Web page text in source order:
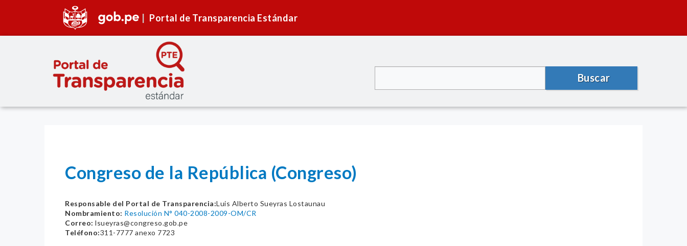
Portal de Transparencia Estándar
Buscar
Congreso de la República (Congreso)
Responsable del Portal de Transparencia:Luis Alberto Sueyras Lostaunau
Nombramiento: Resolución N° 040-2008-2009-OM/CR
Correo: lsueyras@congreso.gob.pe
Teléfono:311-7777 anexo 7723